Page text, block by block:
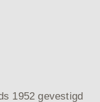
1952 gevestigd